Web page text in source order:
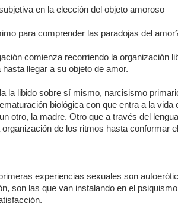
en la elección del objeto amoroso
para comprender las paradojas del
comienza recorriendo la organización
hasta llegar a su objeto de amor.
la libido sobre sí mismo, narcisismo
biológica con que entra a la vida
otro, la madre. Otro que a través del
de los ritmos hasta conformar
experiencias sexuales son
son las que van instalando en el